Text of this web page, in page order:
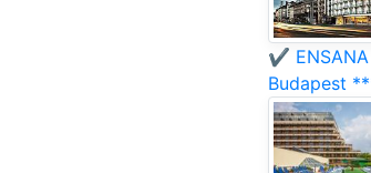
✔️ ENSANA
Budapest